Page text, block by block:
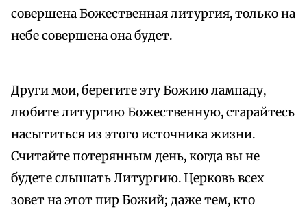
совершена Божественная литургия, только на
небе совершена она будет.
Други мои, берегите эту Божию лампаду,
любите литургию Божественную, старайтесь
насытиться из этого источника жизни.
Считайте потерянным день, когда вы не
будете слышать Литургию. Церковь всех
зовет на этот пир Божий; даже тем, кто